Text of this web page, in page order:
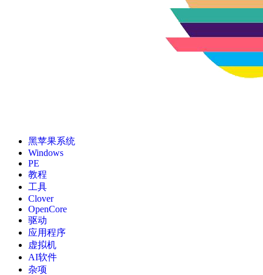
黑苹果系统
Windows
PE
教程
工具
Clover
OpenCore
驱动
应用程序
虚拟机
AI软件
杂项